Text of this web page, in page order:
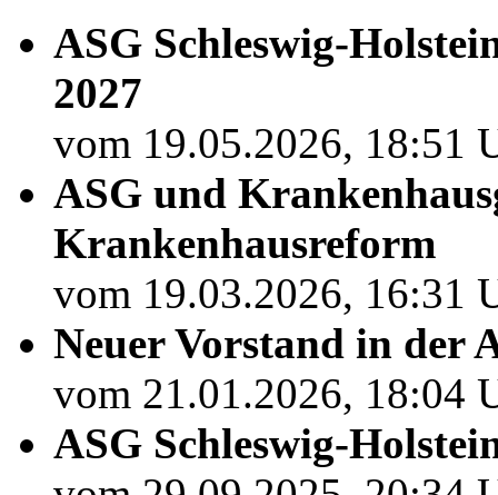
ASG Schleswig-
2027
vom 19.05.2026, 18:51
ASG und
Krankenhausreform
vom 19.03.2026, 16:31
Neuer Vorstand in der
vom 21.01.2026, 18:04
ASG Schleswig-